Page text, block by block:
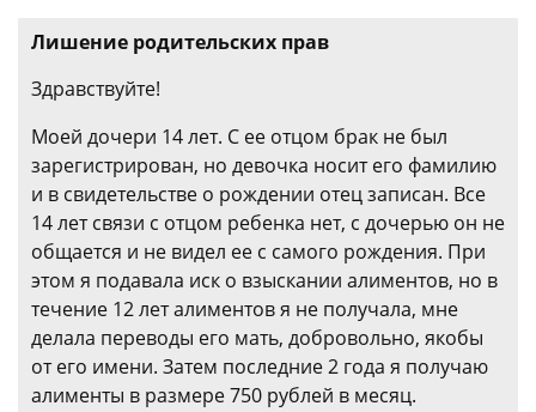
Лишение родительских прав
Здравствуйте!
Моей дочери 14 лет. С ее отцом брак не был
зарегистрирован, но девочка носит его фамилию
и в свидетельстве о рождении отец записан. Все
14 лет связи с отцом ребенка нет, с дочерью он не
общается и не видел ее с самого рождения. При
этом я подавала иск о взыскании алиментов, но в
течение 12 лет алиментов я не получала, мне
делала переводы его мать, добровольно, якобы
от его имени. Затем последние 2 года я получаю
алименты в размере 750 рублей в месяц.